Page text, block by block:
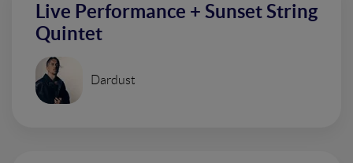
Live Performance + Sunset String
Quintet
Dardust